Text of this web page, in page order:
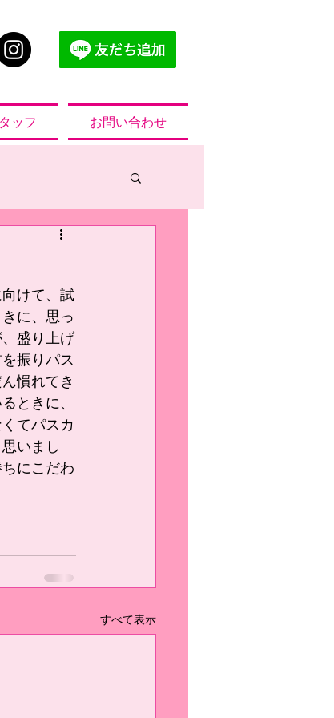
ッフ お問い合わせ
けて、試
に、思っ
盛り上げ
振りパス
慣れてき
ときに、
てパスカ
いまし
にこだわ
すべて表示